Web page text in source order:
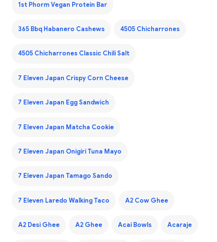
1st Phorm Vegan Protein Bar
365 Bbq Habanero Cashews 4505 Chicharrones
4505 Chicharrones Classic Chili Salt
7 Eleven Japan Crispy Corn Cheese
7 Eleven Japan Egg Sandwich
7 Eleven Japan Matcha Cookie
7 Eleven Japan Onigiri Tuna Mayo
7 Eleven Japan Tamago Sando
7 Eleven Laredo Walking Taco A2 Cow Ghee
A2 Desi Ghee A2 Ghee Acai Bowls Acaraje